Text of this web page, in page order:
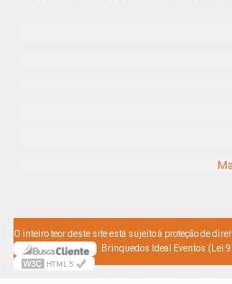
O inteiro teor deste site está sujeito à proteção de
Brinquedos Ideal Eventos (Lei